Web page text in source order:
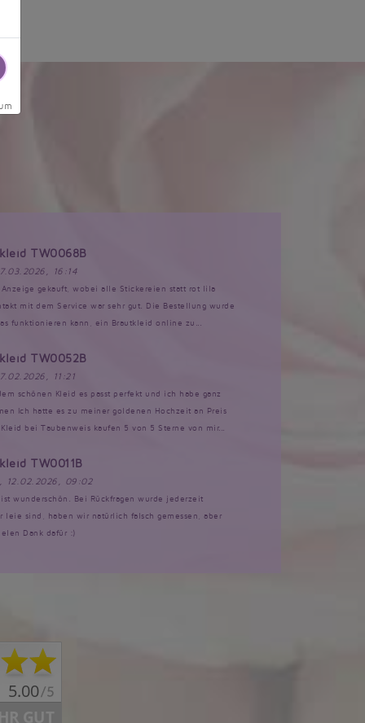
TW0068B
16:14
gekauft, wobei alle Stickereien statt rot lila
mit dem Service war sehr gut. Die Bestellung wurde
funktionieren kann, ein Brautkleid online zu...
TW0052B
11:21
schönen Kleid es passt perfekt und ich habe ganz
Ich hatte es zu meiner goldenen Hochzeit an Preis
bei Taubenweis kaufen 5 von 5 Sterne von mir...
TW0011B
12.02.2026, 09:02
wunderschön. Bei Rückfragen wurde jederzeit
leie sind, haben wir natürlich falsch gemessen, aber
Dank dafür :)